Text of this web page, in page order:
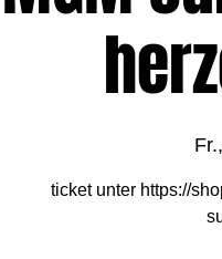
ticket unter https://